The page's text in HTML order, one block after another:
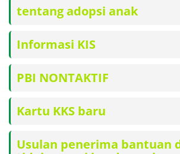
tentang adopsi anak
Informasi KIS
PBI NONTAKTIF
Kartu KKS baru
Usulan penerima bantuan